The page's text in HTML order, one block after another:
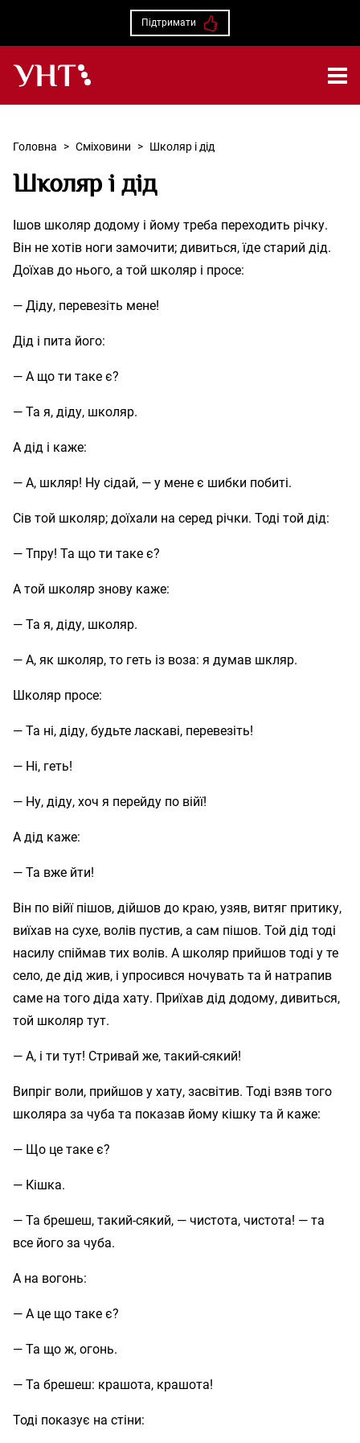
Підтримати
Головна > Сміховини > Школяр і дід
Школяр і дід
Ішов школяр додому і йому треба переходить річку.
Він не хотів ноги замочити; дивиться, їде старий дід.
Доїхав до нього, а той школяр і просе:
— Діду, перевезіть мене!
Дід і пита його:
— А що ти таке є?
— Та я, діду, школяр.
А дід і каже:
— А, шкляр! Ну сідай, — у мене є шибки побиті.
Сів той школяр; доїхали на серед річки. Тоді той дід:
— Тпру! Та що ти таке є?
А той школяр знову каже:
— Та я, діду, школяр.
— А, як школяр, то геть із воза: я думав шкляр.
Школяр просе:
— Та ні, діду, будьте ласкаві, перевезіть!
— Ні, геть!
— Ну, діду, хоч я перейду по війї!
А дід каже:
— Та вже йти!
Він по війї пішов, дійшов до краю, узяв, витяг притику,
виїхав на сухе, волів пустив, а сам пішов. Той дід тоді
насилу спіймав тих волів. А школяр прийшов тоді у те
село, де дід жив, і упросився ночувать та й натрапив
саме на того діда хату. Приїхав дід додому, дивиться,
той школяр тут.
— А, і ти тут! Стривай же, такий-сякий!
Випріг воли, прийшов у хату, засвітив. Тоді взяв того
школяра за чуба та показав йому кішку та й каже:
— Що це таке є?
— Кішка.
— Та брешеш, такий-сякий, — чистота, чистота! — та
все його за чуба.
А на вогонь:
— А це що таке є?
— Та що ж, огонь.
— Та брешеш: крашота, крашота!
Тоді показує на стіни: